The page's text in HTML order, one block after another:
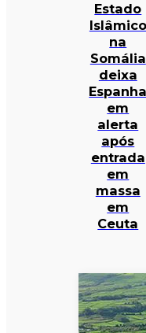
Estado
Islâmico
na
Somália
deixa
Espanha
em
alerta
após
entrada
em
massa
em
Ceuta